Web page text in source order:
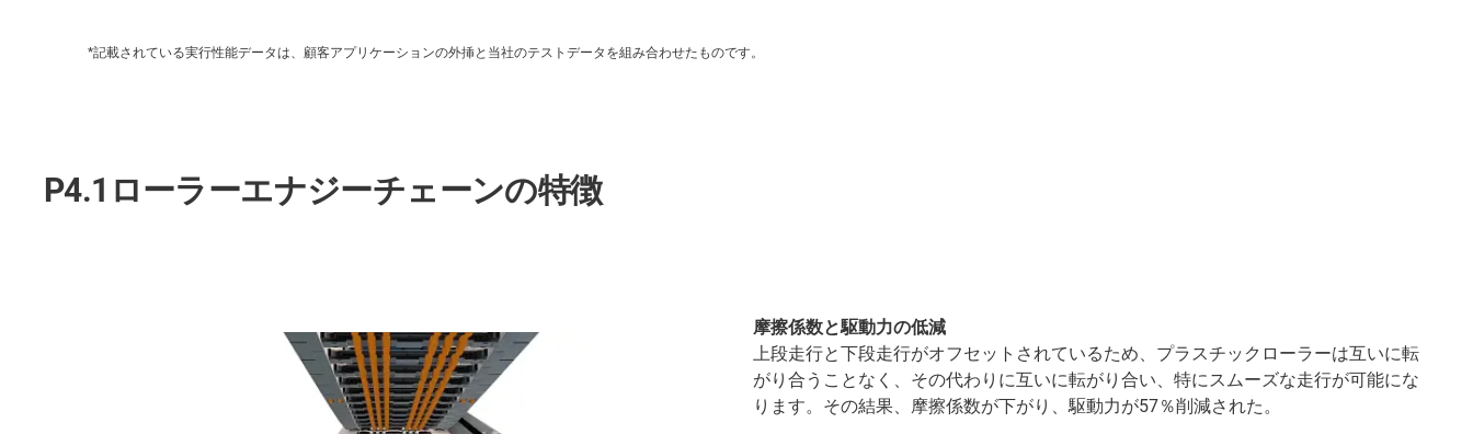
*記載されている実行性能データは、顧客アプリケーションの外挿と当社のテストデータを組み合わせたものです。
P4.1ローラーエナジーチェーンの特徴
摩擦係数と駆動力の低減
上段走行と下段走行がオフセットされているため、プラスチックローラーは互いに転
がり合うことなく、その代わりに互いに転がり合い、特にスムーズな走行が可能にな
ります。その結果、摩擦係数が下がり、駆動力が57％削減された。